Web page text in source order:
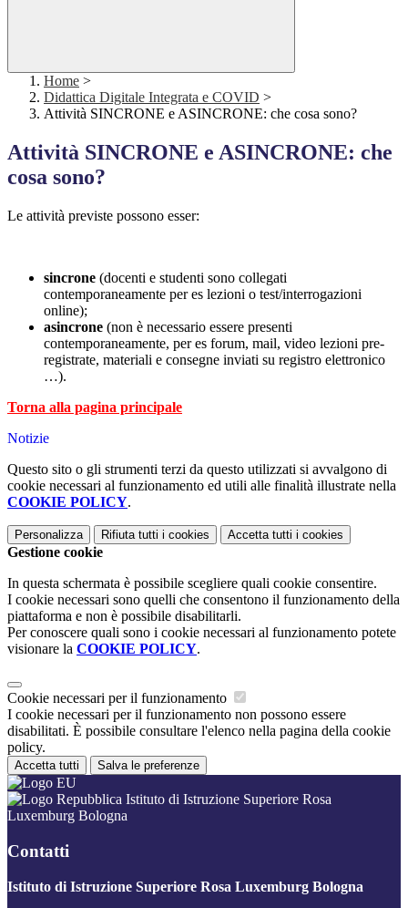
Home >
Didattica Digitale Integrata e COVID >
Attività SINCRONE e ASINCRONE: che cosa sono?
Attività SINCRONE e ASINCRONE: che
cosa sono?
Le attività previste possono esser:
sincrone (docenti e studenti sono collegati
contemporaneamente per es lezioni o test/interrogazioni
online);
asincrone (non è necessario essere presenti
contemporaneamente, per es forum, mail, video lezioni pre-
registrate, materiali e consegne inviati su registro elettronico
…).
Torna alla pagina principale
Notizie
Questo sito o gli strumenti terzi da questo utilizzati si avvalgono di
cookie necessari al funzionamento ed utili alle finalità illustrate nella
COOKIE POLICY.
Personalizza Rifiuta tutti i cookies Accetta tutti i cookies
Gestione cookie
In questa schermata è possibile scegliere quali cookie consentire.
I cookie necessari sono quelli che consentono il funzionamento della
piattaforma e non è possibile disabilitarli.
Per conoscere quali sono i cookie necessari al funzionamento potete
visionare la COOKIE POLICY.
Cookie necessari per il funzionamento
I cookie necessari per il funzionamento non possono essere
disabilitati. È possibile consultare l'elenco nella pagina della cookie
policy.
Accetta tutti Salva le preferenze
Istituto di Istruzione Superiore Rosa
Luxemburg Bologna
Contatti
Istituto di Istruzione Superiore Rosa Luxemburg Bologna